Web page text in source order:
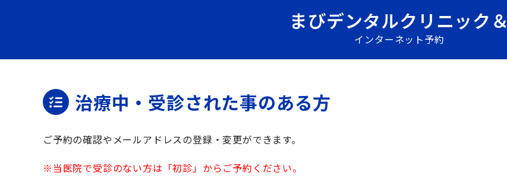
まびデンタルクリニック＆
インターネット予約
治療中・受診された事のある方
ご予約の確認やメールアドレスの登録・変更ができます。
※当医院で受診のない方は「初診」からご予約ください。